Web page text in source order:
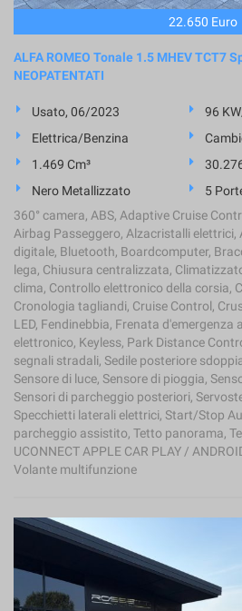
22.650 Euro
ALFA ROMEO Tonale 1.5 MHEV TCT7
NEOPATENTATI
Usato, 06/2023
96
Elettrica/Benzina
1.469 Cm³
Nero Metallizzato
5
360° camera, ABS, Adaptive Cruise
Airbag Passeggero, Alzacristalli elettrici,
digitale, Bluetooth, Boardcomputer,
lega, Chiusura centralizzata,
clima, Controllo elettronico della corsia,
Cronologia tagliandi, Cruise Control,
LED, Fendinebbia, Frenata
elettronico, Keyless, Park Distance
segnali stradali, Sedile posteriore
Sensore di luce, Sensore di pioggia,
Sensori di parcheggio posteriori,
Specchietti laterali elettrici, Start/Stop
parcheggio assistito, Tetto panorama,
UCONNECT APPLE CAR PLAY /
Volante multifunzione